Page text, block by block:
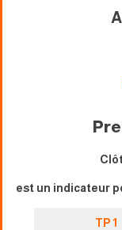
est un indicateur
TP 1